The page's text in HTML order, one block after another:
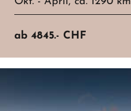
ab 4845.- CHF